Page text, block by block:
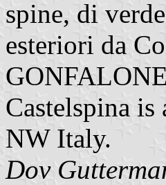
spine, di
esteriori da
Castelspina is
NW Italy.
Dov